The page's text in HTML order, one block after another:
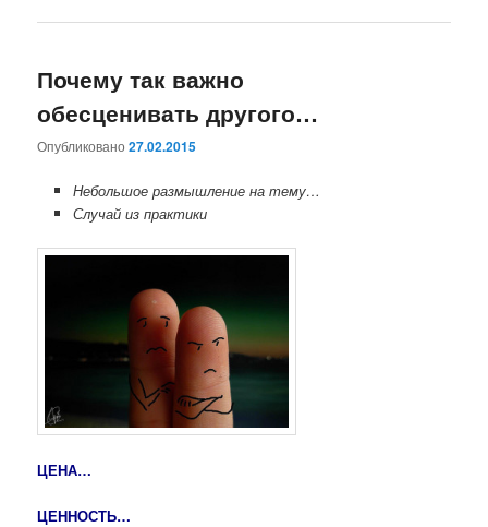
Почему так важно
обесценивать другого…
Опубликовано27.02.2015
Небольшое размышление на тему…
Случай из практики
ЦЕНА…
ЦЕННОСТЬ…